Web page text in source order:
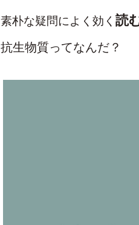
素朴な疑問によく効く 読
抗生物質ってなんだ？